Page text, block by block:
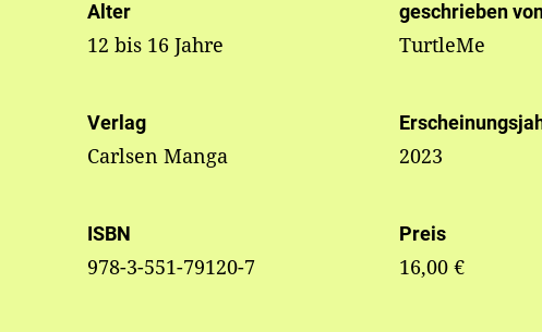
Alter
12 bis 16 Jahre
geschrieben
TurtleMe
Verlag
Carlsen Manga 2023
ISBN
978-3-551-79120-7
Preis
16,00 €